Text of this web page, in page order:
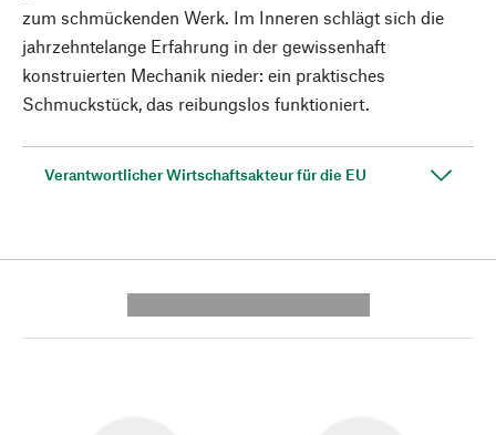
zum schmückenden Werk. Im Inneren schlägt sich die
jahrzehntelange Erfahrung in der gewissenhaft
konstruierten Mechanik nieder: ein praktisches
Schmuckstück, das reibungslos funktioniert.
Verantwortlicher Wirtschaftsakteur für die EU